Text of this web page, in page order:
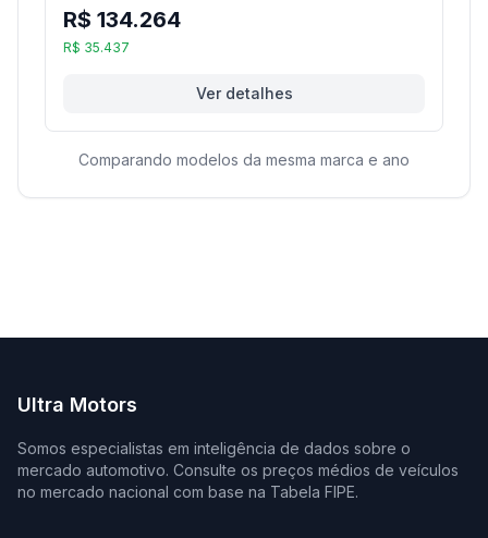
R$ 134.264
R$ 35.437
Ver detalhes
Comparando modelos da mesma marca e ano
Ultra Motors
Somos especialistas em inteligência de dados sobre o
mercado automotivo. Consulte os preços médios de veículos
no mercado nacional com base na Tabela FIPE.